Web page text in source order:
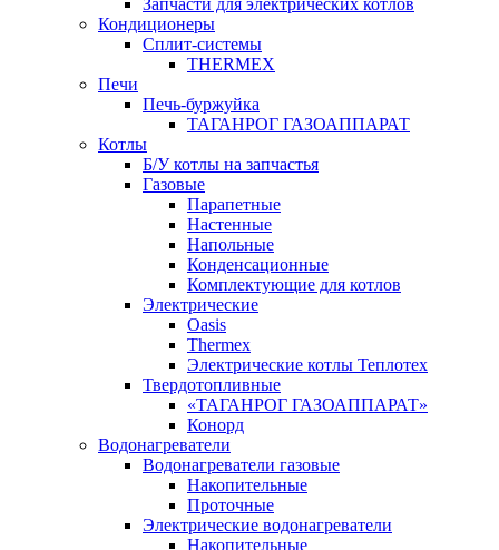
Запчасти для электрических котлов
Кондиционеры
Сплит-системы
THERMEX
Печи
Печь-буржуйка
ТАГАНРОГ ГАЗОАППАРАТ
Котлы
Б/У котлы на запчастья
Газовые
Парапетные
Настенные
Напольные
Конденсационные
Комплектующие для котлов
Электрические
Oasis
Thermex
Электрические котлы Теплотех
Твердотопливные
«ТАГАНРОГ ГАЗОАППАРАТ»
Конорд
Водонагреватели
Водонагреватели газовые
Накопительные
Проточные
Электрические водонагреватели
Накопительные